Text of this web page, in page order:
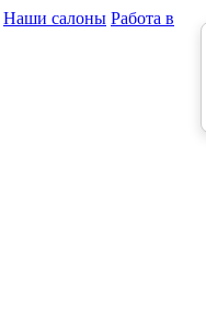
Наши салоны Работа в